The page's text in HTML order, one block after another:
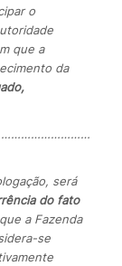
o
que a
da
será
do fato
a Fazenda
se